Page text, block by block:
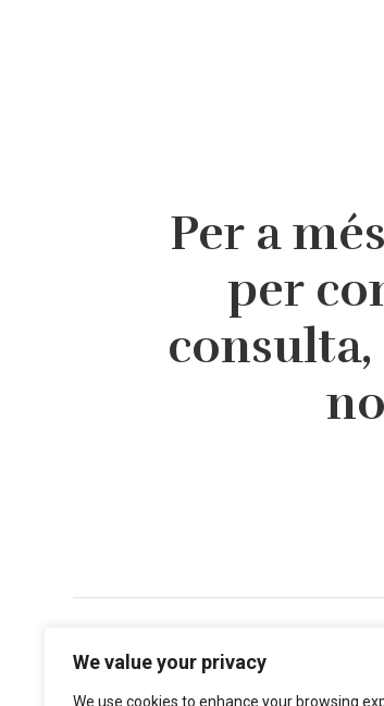
We value your privacy
We use cookies to enhance your browsing
Per a
per
Centre Mèdic Augusta– Via